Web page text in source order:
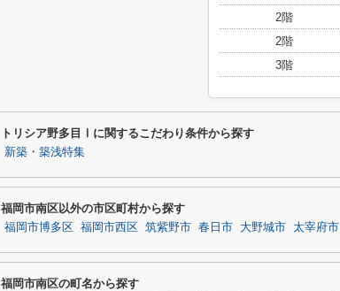
2階
2階
3階
トリシア野多目Ⅰに関するこだわり条件から探す
新築・築浅特集
福岡市南区以外の市区町村から探す
福岡市博多区 福岡市西区 筑紫野市 春日市 大野城市 太宰府市
福岡市南区の町名から探す